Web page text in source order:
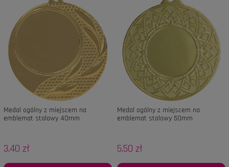
Medal ogólny z miejscem na
emblemat stalowy 40mm
3,40 zł
Medal ogólny z miejscem na
emblemat stalowy 50mm
5,50 zł